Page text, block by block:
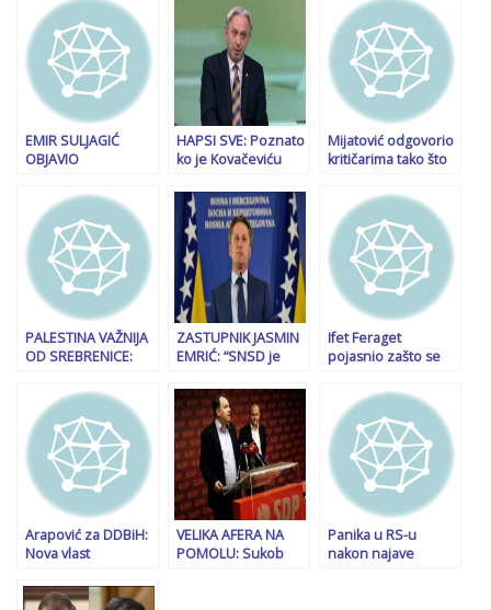
EMIR SULJAGIĆ
OBJAVIO
“Zapad je tokom 90-
ih bio sve osim
neutralan, od BiH se
očekivalo da
ritualno izvrši
samo**istvo”
HAPSI SVE: Poznato
ko je Kovačeviću
Mijatović odgovorio
kritičarima tako što
plaće i prihode
PALESTINA VAŽNIJA
OD SREBRENICE:
podigao buru
ZASTUPNIK JASMIN
EMRIĆ: “SNSD je
ruši iznutra…”
Ifet Feraget
pojasnio zašto se
protiv Dalide
Burzić… Ali istraga
ubistva i dalje traje
Arapović za DDBiH:
Nova vlast
rekonstrukcije
VELIKA AFERA NA
POMOLU: Sukob
Panika u RS-u
nakon najave